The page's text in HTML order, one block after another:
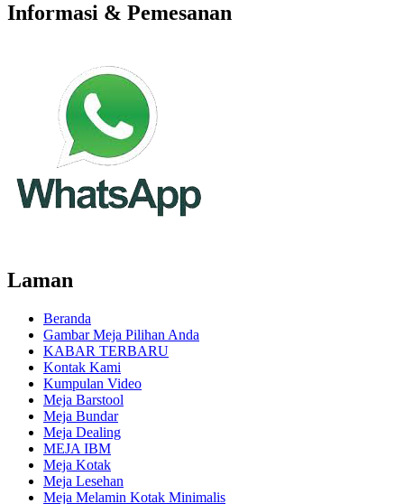
Informasi & Pemesanan
Laman
Beranda
Gambar Meja Pilihan Anda
KABAR TERBARU
Kontak Kami
Kumpulan Video
Meja Barstool
Meja Bundar
Meja Dealing
MEJA IBM
Meja Kotak
Meja Lesehan
Meja Melamin Kotak Minimalis